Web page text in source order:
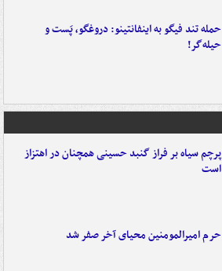
حمله تند فیگو به اینفانتینو: دروغگو، پَست‌ و
حیله‌گر!
پرچم سیاه بر فراز گنبد حسینی همچنان در اهتزاز
است
حرم امیرالمومنین محیای آخر صفر شد